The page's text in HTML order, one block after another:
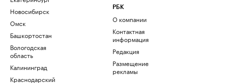
Новосибирск
Омск
Башкортостан
Вологодская
область
Калининград
Краснодарский
РБК
О компании
Контактная
информация
Редакция
Размещение
рекламы